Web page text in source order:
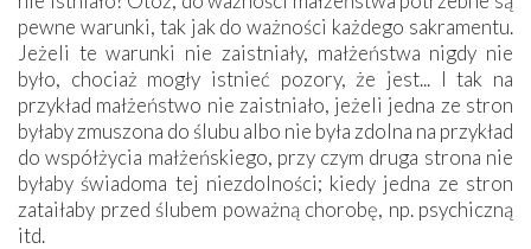
pewne warunki, tak jak do ważności każdego sakramentu.
Jeżeli te warunki nie zaistniały, małżeństwa nigdy nie
było, chociaż mogły istnieć pozory, że jest... I tak na
przykład małżeństwo nie zaistniało, jeżeli jedna ze stron
byłaby zmuszona do ślubu albo nie była zdolna na przykład
do współżycia małżeńskiego, przy czym druga strona nie
byłaby świadoma tej niezdolności; kiedy jedna ze stron
zataiłaby przed ślubem poważną chorobę, np. psychiczną
itd.